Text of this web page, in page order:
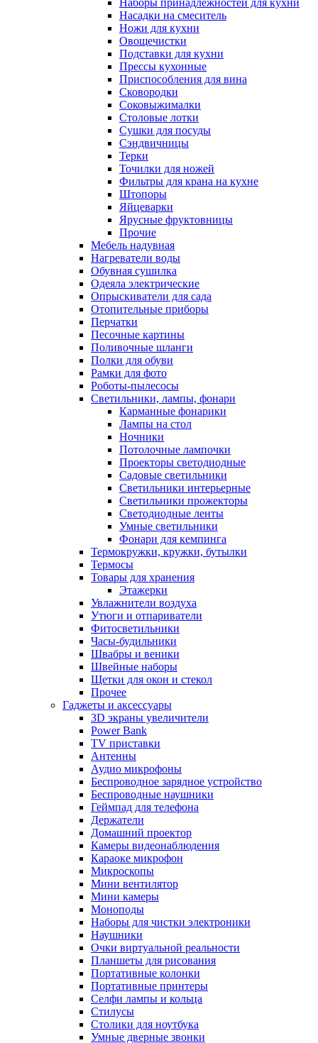
Наборы принадлежностей для кухни
Насадки на смеситель
Ножи для кухни
Овощечистки
Подставки для кухни
Прессы кухонные
Приспособления для вина
Сковородки
Соковыжималки
Столовые лотки
Сушки для посуды
Сэндвичницы
Терки
Точилки для ножей
Фильтры для крана на кухне
Штопоры
Яйцеварки
Ярусные фруктовницы
Прочие
Мебель надувная
Нагреватели воды
Обувная сушилка
Одеяла электрические
Опрыскиватели для сада
Отопительные приборы
Перчатки
Песочные картины
Поливочные шланги
Полки для обуви
Рамки для фото
Роботы-пылесосы
Светильники, лампы, фонари
Карманные фонарики
Лампы на стол
Ночники
Потолочные лампочки
Проекторы светодиодные
Садовые светильники
Светильники интерьерные
Светильники прожекторы
Светодиодные ленты
Умные светильники
Фонари для кемпинга
Термокружки, кружки, бутылки
Термосы
Товары для хранения
Этажерки
Увлажнители воздуха
Утюги и отпариватели
Фитосветильники
Часы-будильники
Швабры и веники
Швейные наборы
Щетки для окон и стекол
Прочее
Гаджеты и аксессуары
3D экраны увеличители
Power Bank
TV приставки
Антенны
Аудио микрофоны
Беспроводное зарядное устройство
Беспроводные наушники
Геймпад для телефона
Держатели
Домашний проектор
Камеры видеонаблюдения
Караоке микрофон
Микроскопы
Мини вентилятор
Мини камеры
Моноподы
Наборы для чистки электроники
Наушники
Очки виртуальной реальности
Планшеты для рисования
Портативные колонки
Портативные принтеры
Селфи лампы и кольца
Стилусы
Столики для ноутбука
Умные дверные звонки